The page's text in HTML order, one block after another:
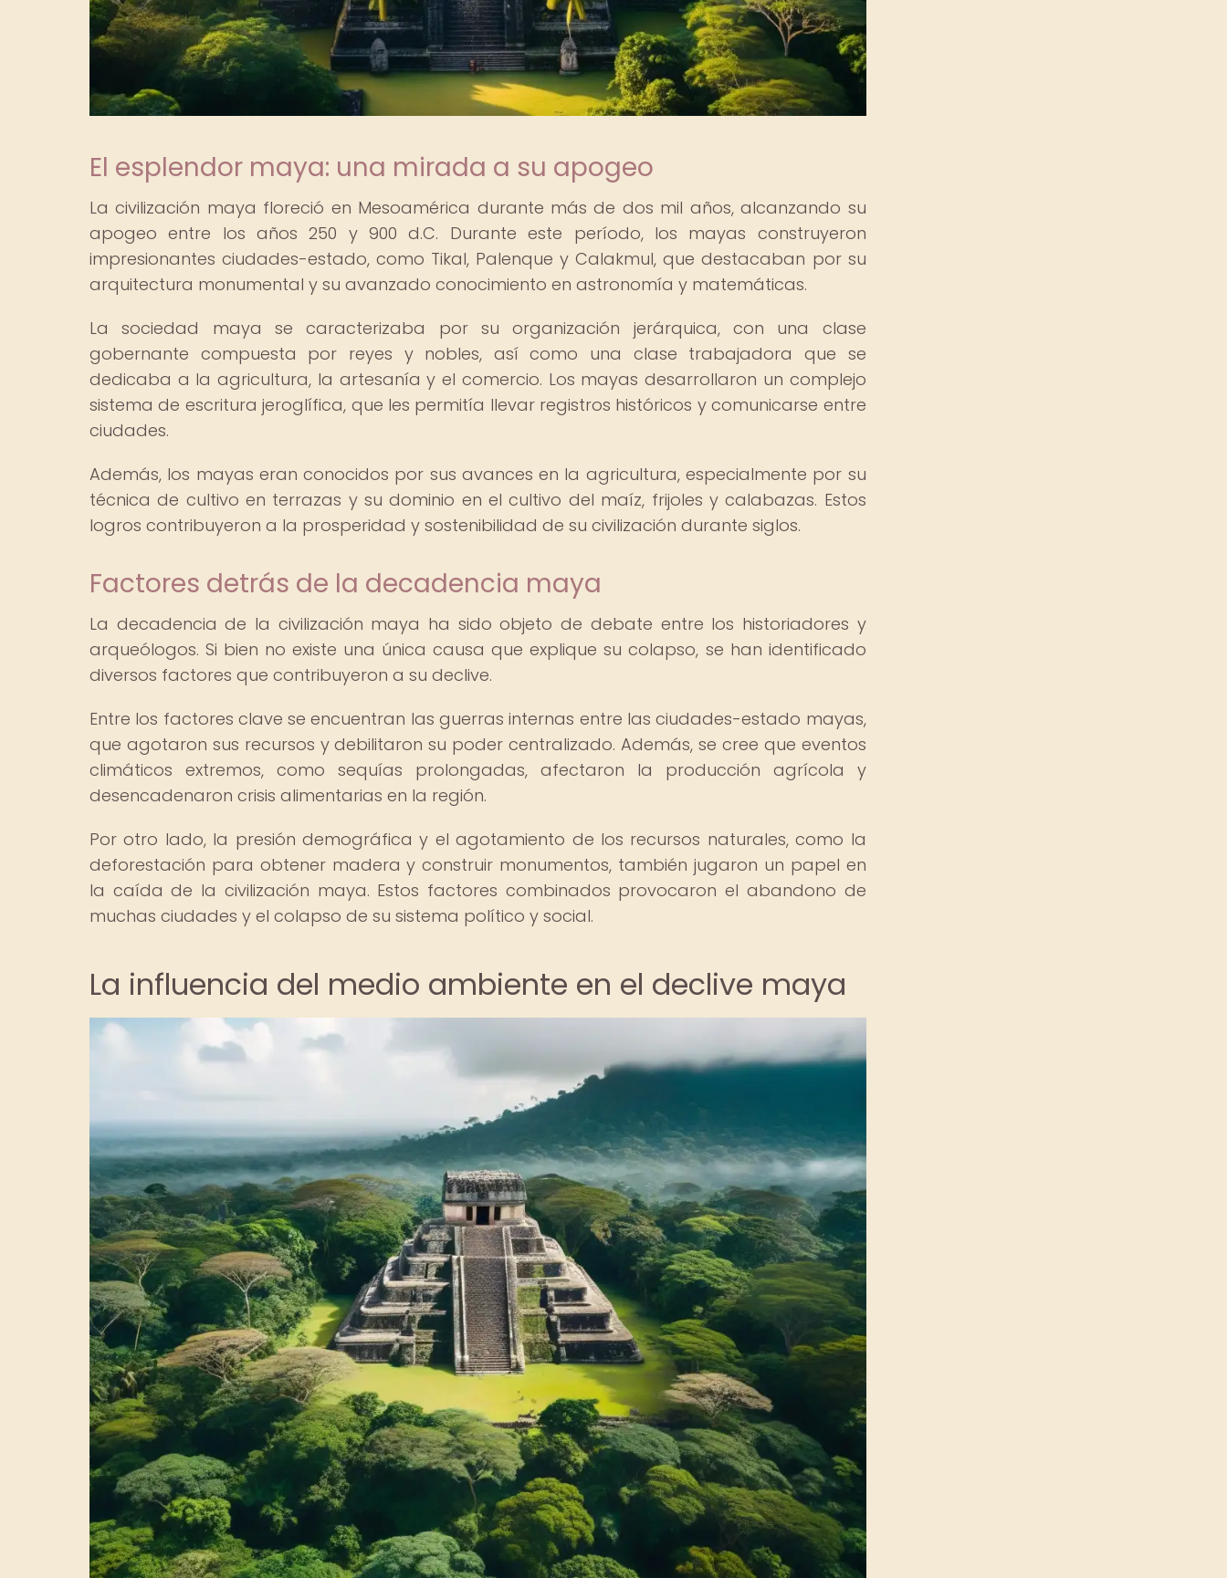
El esplendor maya: una mirada a su apogeo
La civilización maya floreció en Mesoamérica durante más de dos mil años, alcanzando su
apogeo entre los años 250 y 900 d.C. Durante este período, los mayas construyeron
impresionantes ciudades-estado, como Tikal, Palenque y Calakmul, que destacaban por su
arquitectura monumental y su avanzado conocimiento en astronomía y matemáticas.
La sociedad maya se caracterizaba por su organización jerárquica, con una clase
gobernante compuesta por reyes y nobles, así como una clase trabajadora que se
dedicaba a la agricultura, la artesanía y el comercio. Los mayas desarrollaron un complejo
sistema de escritura jeroglífica, que les permitía llevar registros históricos y comunicarse entre
ciudades.
Además, los mayas eran conocidos por sus avances en la agricultura, especialmente por su
técnica de cultivo en terrazas y su dominio en el cultivo del maíz, frijoles y calabazas. Estos
logros contribuyeron a la prosperidad y sostenibilidad de su civilización durante siglos.
Factores detrás de la decadencia maya
La decadencia de la civilización maya ha sido objeto de debate entre los historiadores y
arqueólogos. Si bien no existe una única causa que explique su colapso, se han identificado
diversos factores que contribuyeron a su declive.
Entre los factores clave se encuentran las guerras internas entre las ciudades-estado mayas,
que agotaron sus recursos y debilitaron su poder centralizado. Además, se cree que eventos
climáticos extremos, como sequías prolongadas, afectaron la producción agrícola y
desencadenaron crisis alimentarias en la región.
Por otro lado, la presión demográfica y el agotamiento de los recursos naturales, como la
deforestación para obtener madera y construir monumentos, también jugaron un papel en
la caída de la civilización maya. Estos factores combinados provocaron el abandono de
muchas ciudades y el colapso de su sistema político y social.
La influencia del medio ambiente en el declive maya